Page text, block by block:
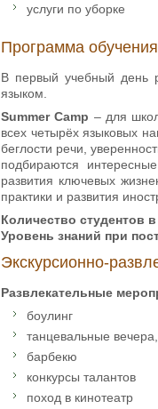
услуги по уборке
Программа обучения
В первый учебный день
языком.
Summer Camp – для
всех четырёх языковых
беглости речи,
подбираются
развития ключевых
практики и развития
Количество студентов
Уровень знаний при
Экскурсионно-
Развлекательные
боулинг
танцевальные
барбекю
конкурсы талантов
поход в кинотеатр